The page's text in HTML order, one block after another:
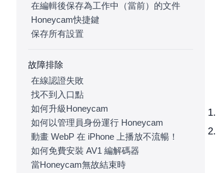
在編輯後保存為工作中（當前）的文件
Honeycam快捷鍵
保存所有設置
故障排除
在線認證失敗
找不到入口點
如何升級Honeycam
如何以管理員身份運行 Honeycam
動畫 WebP 在 iPhone 上播放不流暢！
如何免費安裝 AV1 編解碼器
當Honeycam無故結束時